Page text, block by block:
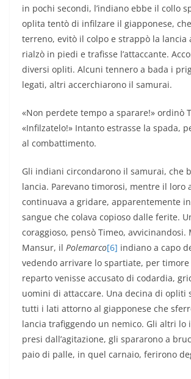
in pochi secondi, l’indiano ebbe il collo
oplita tentò di infilzare il giapponese,
terreno, evitò il colpo e strappò la lancia
rialzò in piedi e trafisse l’attaccante.
diversi opliti. Alcuni tennero a bada i
legati, altri accerchiarono il samurai.
«Non perdete tempo a sparare!» ordinò
«Infilzatelo!» Intanto estrasse la spada,
al combattimento.
Gli indiani circondarono il samurai, che
lancia. Parevano timorosi, mentre il loro
continuava a gridare, apparentemente
sangue che colava copioso dalle ferite.
coraggioso, pensò Timeo, avvicinandosi.
Mansur, il Polemarco[6] indiano a capo
vedendo arrivare lo spartiate, per
reparto venisse accusato di codardia,
uomini di attaccare. Una decina di opliti
tutti i lati attorno al giapponese che
lancia trafiggendo un nemico. Gli altri lo
presi dall’agitazione, gli spararono a
paio di palle, in quel carnaio, ferirono